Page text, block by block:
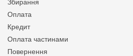
Збирання
Оплата
Кредит
Оплата частинами
Повернення